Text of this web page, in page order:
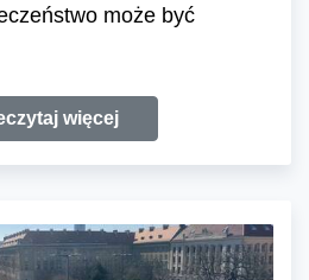
może być
więcej